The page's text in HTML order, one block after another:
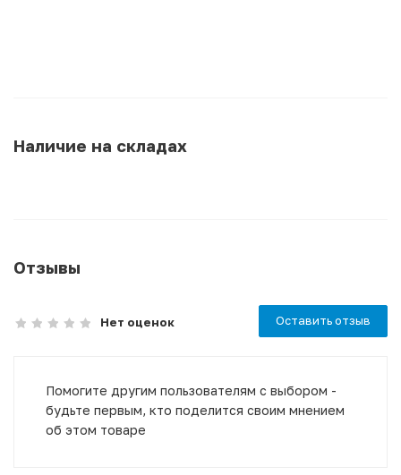
Наличие на складах
Отзывы
Нет оценок Оставить отзыв
Помогите другим пользователям с выбором -
будьте первым, кто поделится своим мнением
об этом товаре